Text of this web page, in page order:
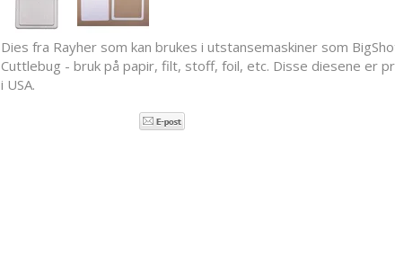
Dies fra Rayher som kan brukes i utstansemaskiner som
Cuttlebug - bruk på papir, filt, stoff, foil, etc. Disse diesene er
i USA.